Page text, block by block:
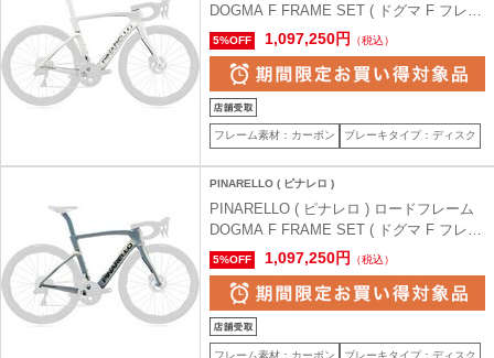
DOGMA F FRAME SET ( ドグマ F フレー
ムセット ) G113 Edge Crystal White ( エッ
ヂ クリスタル ホワイト ) 50（身長目安
165cm前後）
5%OFF 1,097,250円 （税込）
フレーム素材：カーボン ブレーキタイプ：ディスク
PINARELLO ( ピナレロ )
PINARELLO ( ピナレロ ) ロードフレーム
DOGMA F FRAME SET ( ドグマ F フレー
ムセット ) G114 Luxter Venice ( ルクスタ
ー ヴェニス ) 51.5（身長目安170cm前後）
5%OFF 1,097,250円 （税込）
フレーム素材：カーボン ブレーキタイプ：ディスク